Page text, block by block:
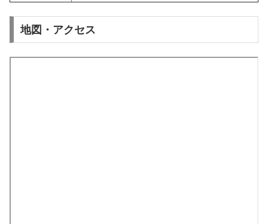
地図・アクセス